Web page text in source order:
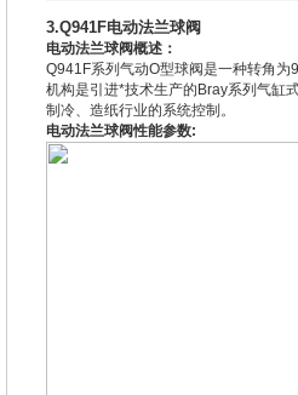
3.Q941F电动法兰球阀
电动法兰球阀概述：
Q941F系列气动O型球阀是一种转角为
机构是引进*技术生产的Bray系列气缸
制冷、造纸行业的系统控制。
电动法兰球阀性能参数: